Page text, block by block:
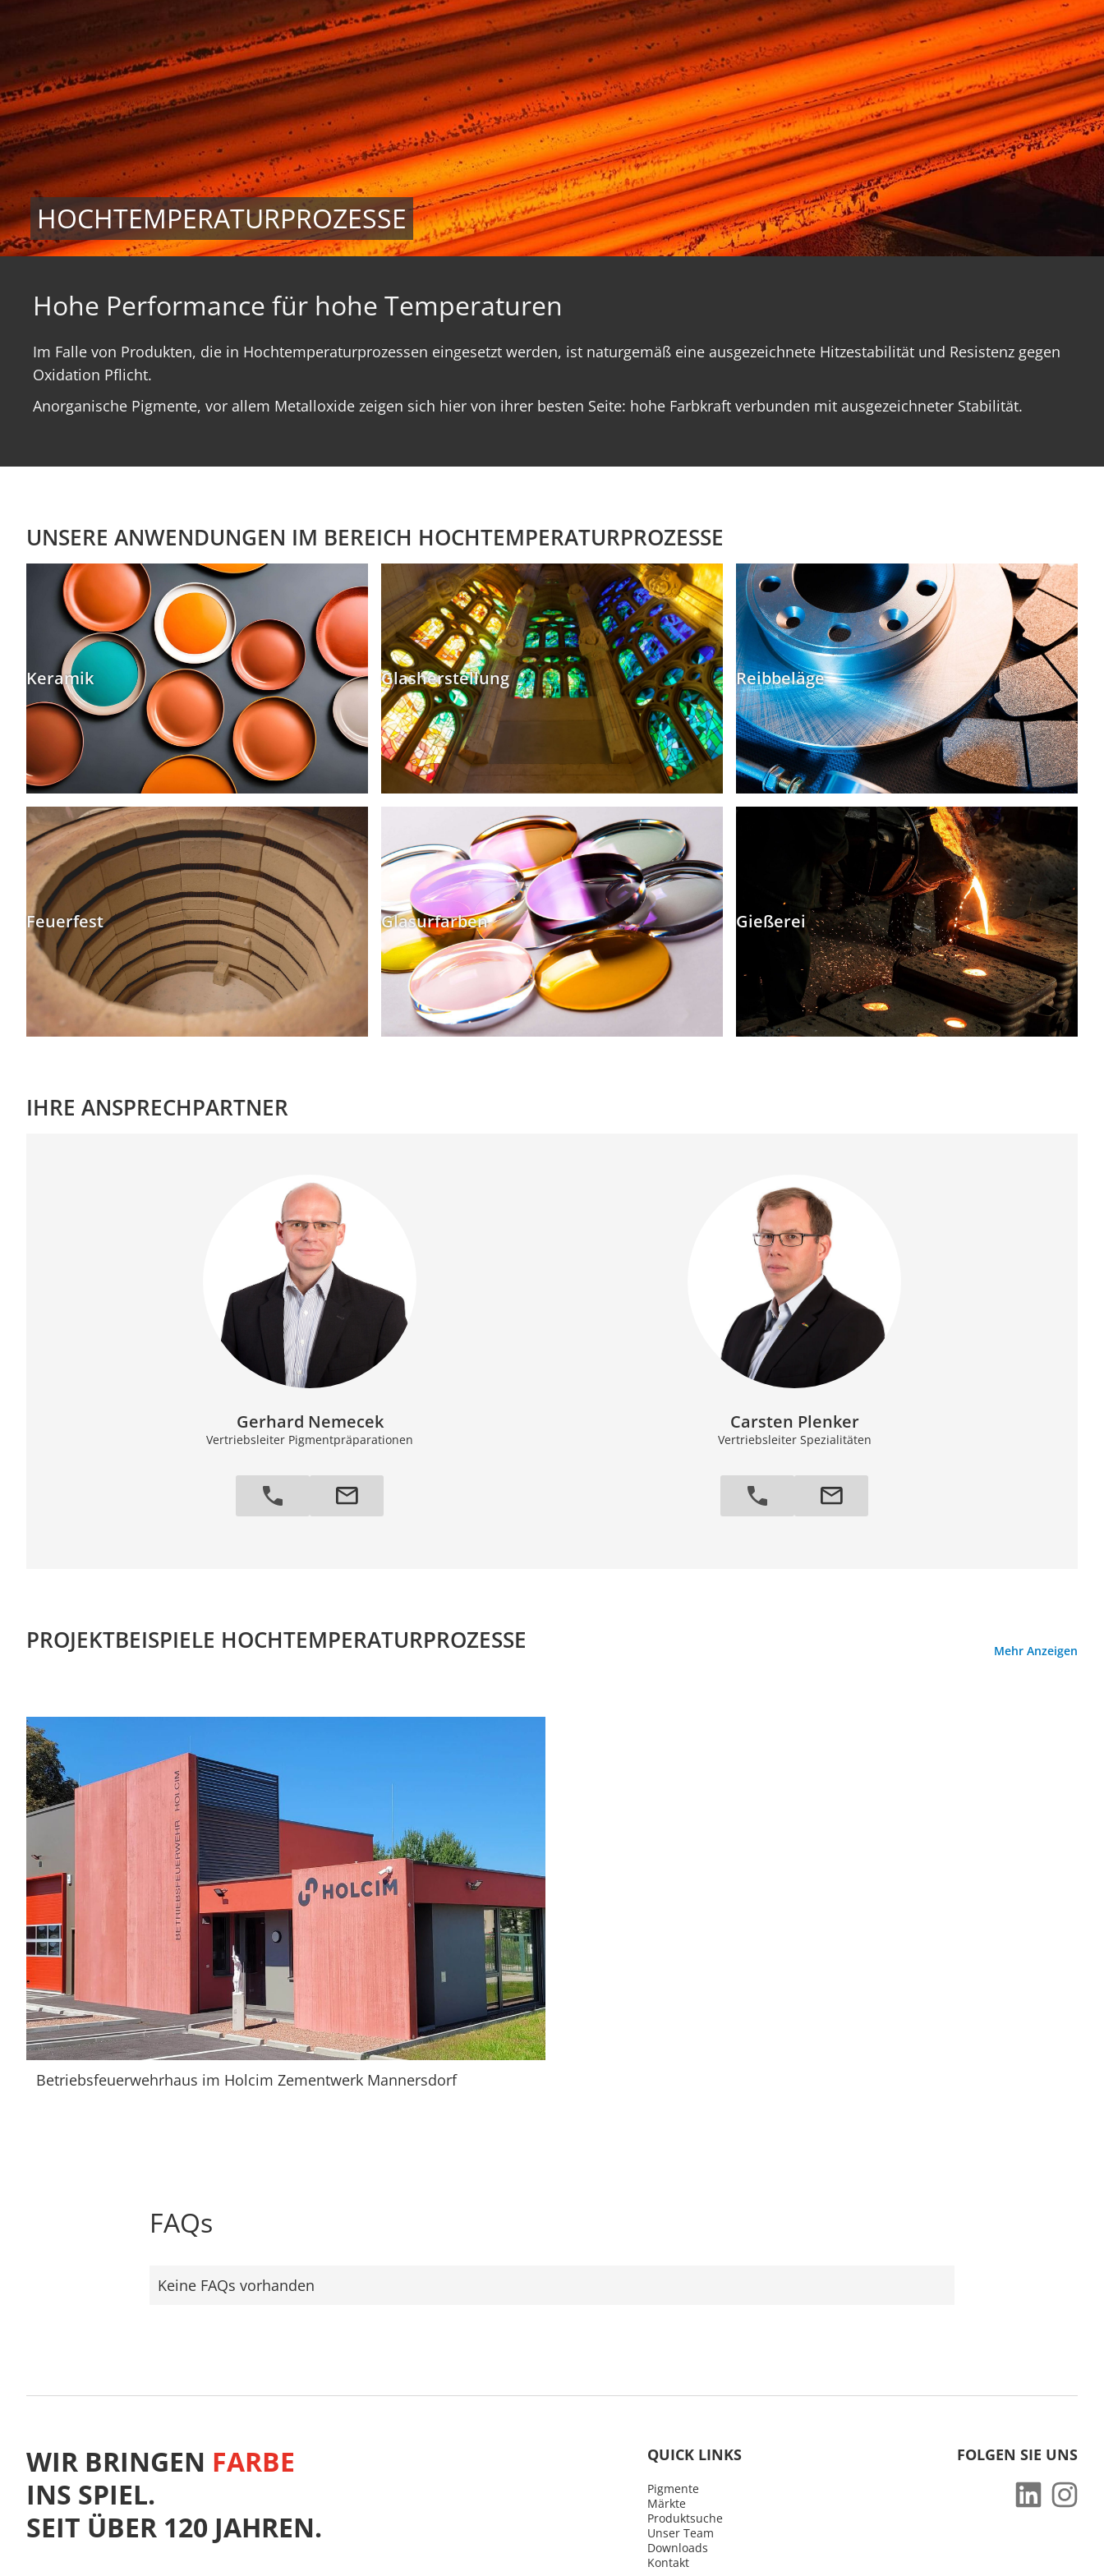
HOCHTEMPERATURPROZESSE
Hohe Performance für hohe Temperaturen
Im Falle von Produkten, die in Hochtemperaturprozessen eingesetzt werden, ist naturgemäß eine ausgezeichnete Hitzestabilität und Resistenz gegen
Oxidation Pflicht.
Anorganische Pigmente, vor allem Metalloxide zeigen sich hier von ihrer besten Seite: hohe Farbkraft verbunden mit ausgezeichneter Stabilität.
UNSERE ANWENDUNGEN IM BEREICH HOCHTEMPERATURPROZESSE
Keramik Glasherstellung Reibbeläge
Feuerfest Glasurfarben Gießerei
IHRE ANSPRECHPARTNER
Gerhard Nemecek
Vertriebsleiter Pigmentpräparationen
Carsten Plenker
Vertriebsleiter Spezialitäten
Mehr Anzeigen
PROJEKTBEISPIELE HOCHTEMPERATURPROZESSE
Betriebsfeuerwehrhaus im Holcim Zementwerk Mannersdorf
FAQs
Keine FAQs vorhanden
WIR BRINGEN FARBE
INS SPIEL.
SEIT ÜBER 120 JAHREN.
QUICK LINKS
Pigmente
Märkte
Produktsuche
Unser Team
Downloads
Kontakt
FOLGEN SIE UNS